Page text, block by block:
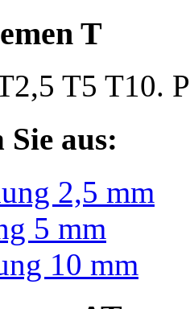
T
T5 T10.
aus:
2,5 mm
5 mm
10 mm